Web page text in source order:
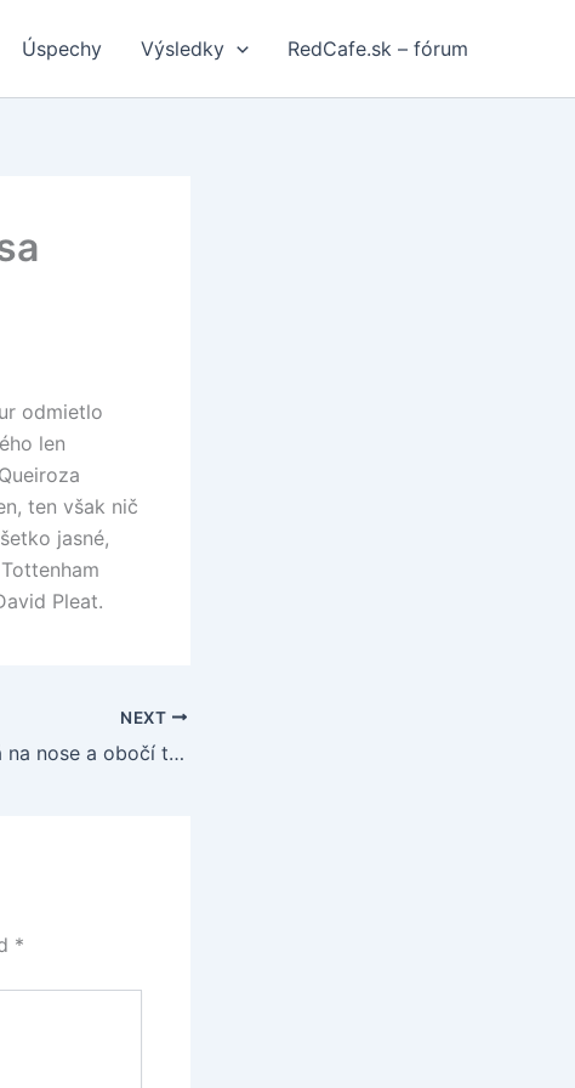
Úspechy Výsledky RedCafe.sk – fórum
odmietlo
len
ten však nič
jasné,
Pleat.
NEXT
C. Ronaldo má na nose a obočí tri stehy
*